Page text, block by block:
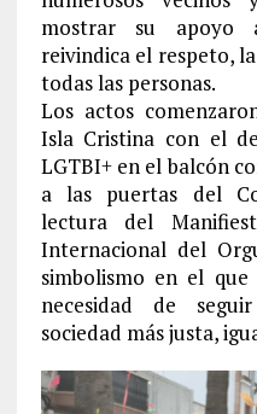
mostrar su apoyo
reivindica el respeto,
todas las personas.
Los actos
Isla Cristina con el
LGTBI+ en el balcón
a las puertas del
lectura del
Internacional del
simbolismo en el
necesidad de
sociedad más justa,